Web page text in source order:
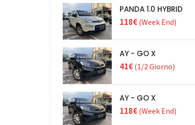
PANDA 1.0 HYBRID
118€ (Week End)
AY - GO X
41€ (1/2 Giorno)
AY - GO X
118€ (Week End)